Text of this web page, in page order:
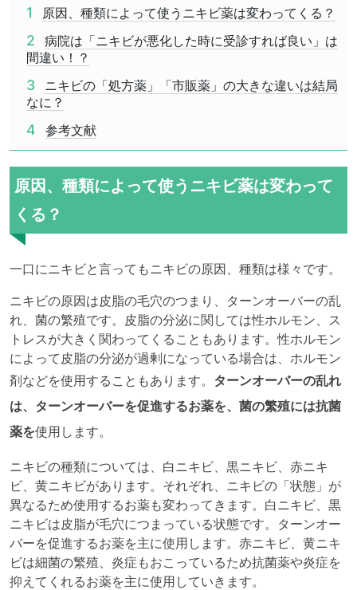
1 原因、種類によって使うニキビ薬は変わってくる？
2
病院は「ニキビが悪化した時に受診すれば良い」は
間違い！？
3
ニキビの「処方薬」「市販薬」の大きな違いは結局
なに？
4 参考文献
原因、種類によって使うニキビ薬は変わって
くる？
一口にニキビと言ってもニキビの原因、種類は様々です。
ニキビの原因は皮脂の毛穴のつまり、ターンオーバーの乱
れ、菌の繁殖です。皮脂の分泌に関しては性ホルモン、ス
トレスが大きく関わってくることもあります。性ホルモン
によって皮脂の分泌が過剰になっている場合は、ホルモン
剤などを使用することもあります。 ターンオーバーの乱れ
は、ターンオーバーを促進するお薬を、菌の繁殖には抗菌
薬を使用します。
ニキビの種類については、白ニキビ、黒ニキビ、赤ニキ
ビ、黄ニキビがあります。それぞれ、ニキビの「状態」が
異なるため使用するお薬も変わってきます。白ニキビ、黒
ニキビは皮脂が毛穴につまっている状態です。ターンオー
バーを促進するお薬を主に使用します。赤ニキビ、黄ニキ
ビは細菌の繁殖、炎症もおこっているため抗菌薬や炎症を
抑えてくれるお薬を主に使用していきます。